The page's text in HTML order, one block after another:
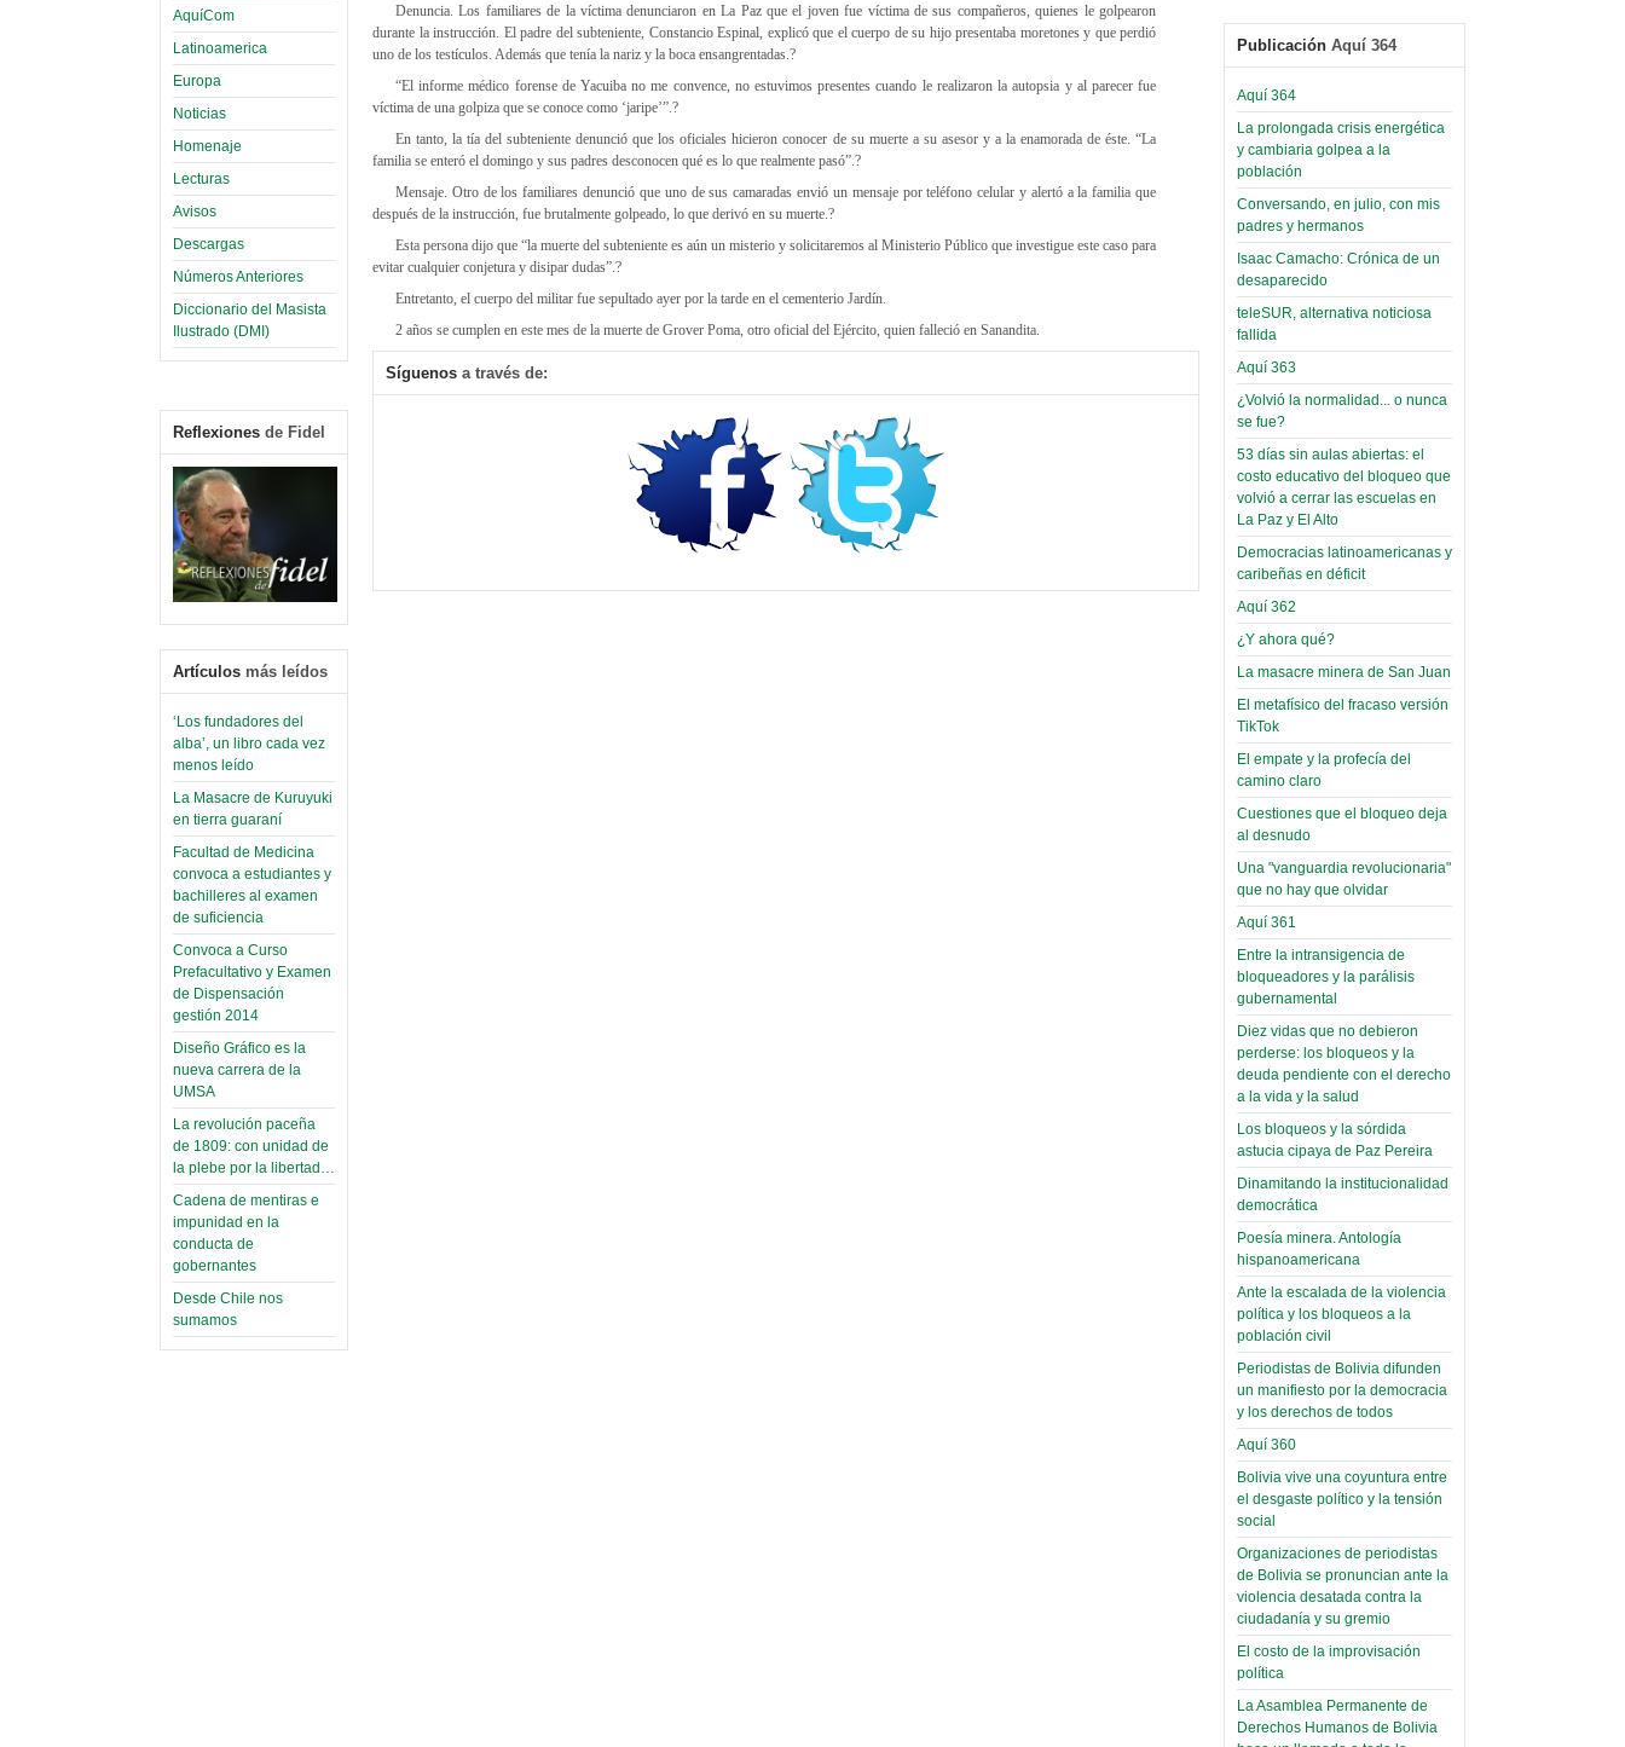
AquíCom
Latinoamerica
Europa
Noticias
Homenaje
Lecturas
Avisos
Descargas
Números Anteriores
Diccionario del Masista
Ilustrado (DMI)
Reflexiones de Fidel
Artículos más leídos
‘Los fundadores del
alba’, un libro cada vez
menos leído
La Masacre de Kuruyuki
en tierra guaraní
Facultad de Medicina
convoca a estudiantes y
bachilleres al examen
de suficiencia
Convoca a Curso
Prefacultativo y Examen
de Dispensación
gestión 2014
Diseño Gráfico es la
nueva carrera de la
UMSA
La revolución paceña
de 1809: con unidad de
la plebe por la libertad…
Cadena de mentiras e
impunidad en la
conducta de
gobernantes
Desde Chile nos
sumamos
Denuncia. Los familiares de la víctima denunciaron en La Paz que el joven fue víctima de sus compañeros, quienes le golpearon
durante la instrucción. El padre del subteniente, Constancio Espinal, explicó que el cuerpo de su hijo presentaba moretones y que perdió
uno de los testículos. Además que tenía la nariz y la boca ensangrentadas.?
“El informe médico forense de Yacuiba no me convence, no estuvimos presentes cuando le realizaron la autopsia y al parecer fue
víctima de una golpiza que se conoce como ‘jaripe’”.?
En tanto, la tía del subteniente denunció que los oficiales hicieron conocer de su muerte a su asesor y a la enamorada de éste. “La
familia se enteró el domingo y sus padres desconocen qué es lo que realmente pasó”.?
Mensaje. Otro de los familiares denunció que uno de sus camaradas envió un mensaje por teléfono celular y alertó a la familia que
después de la instrucción, fue brutalmente golpeado, lo que derivó en su muerte.?
Esta persona dijo que “la muerte del subteniente es aún un misterio y solicitaremos al Ministerio Público que investigue este caso para
evitar cualquier conjetura y disipar dudas”.?
Entretanto, el cuerpo del militar fue sepultado ayer por la tarde en el cementerio Jardín.
2 años se cumplen en este mes de la muerte de Grover Poma, otro oficial del Ejército, quien falleció en Sanandita.
Síguenos a través de:
certificados por apoyo al
Séptimo Encuentro de
Sábado, 14 Octubre 2023
Leer Más...
Trabajo Social de la UMSA
volverá a las urnas para elegir a
su directora
Sábado, 14 Octubre 2023
Leer Más...
Candidatos del MAS se
presentarán en la UMSA
Jueves, 14 Septiembre 2023
Leer Más...
Carrera de Geografía realiza
Segundo Congreso Nacional
Viernes, 14 Octubre 2022
Leer Más...
Docentes y estudiantes de
Trabajo Social de la UMSA
elegirán directora
Viernes, 14 Octubre 2022
Leer Más...
“Tuna Femenina San Andrés”
toca y canta con coraje
Miércoles, 14 Septiembre 2022
Leer Más...
Posesionan a dirigentes de
Asociación de Docentes
Domingo, 14 Agosto 2022
Leer Más...
y esconder la
mano
El Infamatorio
Jueves, 10 Diciembre 2020
Read more...
Infierno Covid
parte VI:
Gabinete de
Áñez se atribuye
construcción de
hospitales
prefabricados en
la que no tuvo
participación;
más de 24 horas
después rectifica
parcialmente
El Infamatorio
Miércoles, 09 Diciembre 2020
Read more...
Interpretación
de un álbum de
narco-fotos
(Miscelánea
Palaciega 8)
El Infamatorio
Miércoles, 19 Junio 2019
Read more...
Cosmética
descolonizadora
(Miscelánea
palaciega 7)
El Infamatorio
Lunes, 27 Mayo 2019
Read more...
Creacionismo,
filtraciones e
inicio de la
campaña del
MAS
(Miscelánea
palaciega 6)
El Infamatorio
Domingo, 12 Mayo 2019
Read more...
Publicación Aquí 364
Aquí 364
La prolongada crisis energética
y cambiaria golpea a la
población
Conversando, en julio, con mis
padres y hermanos
Isaac Camacho: Crónica de un
desaparecido
teleSUR, alternativa noticiosa
fallida
Aquí 363
¿Volvió la normalidad... o nunca
se fue?
53 días sin aulas abiertas: el
costo educativo del bloqueo que
volvió a cerrar las escuelas en
La Paz y El Alto
Democracias latinoamericanas y
caribeñas en déficit
Aquí 362
¿Y ahora qué?
La masacre minera de San Juan
El metafísico del fracaso versión
TikTok
El empate y la profecía del
camino claro
Cuestiones que el bloqueo deja
al desnudo
Una "vanguardia revolucionaria"
que no hay que olvidar
Aquí 361
Entre la intransigencia de
bloqueadores y la parálisis
gubernamental
Diez vidas que no debieron
perderse: los bloqueos y la
deuda pendiente con el derecho
a la vida y la salud
Los bloqueos y la sórdida
astucia cipaya de Paz Pereira
Dinamitando la institucionalidad
democrática
Poesía minera. Antología
hispanoamericana
Ante la escalada de la violencia
política y los bloqueos a la
población civil
Periodistas de Bolivia difunden
un manifiesto por la democracia
y los derechos de todos
Aquí 360
Bolivia vive una coyuntura entre
el desgaste político y la tensión
social
Organizaciones de periodistas
de Bolivia se pronuncian ante la
violencia desatada contra la
ciudadanía y su gremio
El costo de la improvisación
política
La Asamblea Permanente de
Derechos Humanos de Bolivia